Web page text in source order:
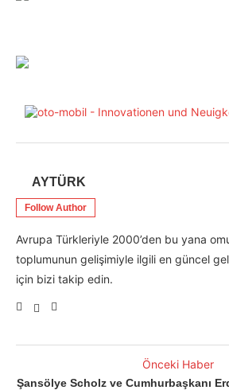
AYTÜRK
Follow Author
Avrupa Türkleriyle 2000’den bu yana
toplumunun gelişimiyle ilgili en güncel
için bizi takip edin.
Önceki Haber
Şansölye Scholz ve Cumhurbaşkanı